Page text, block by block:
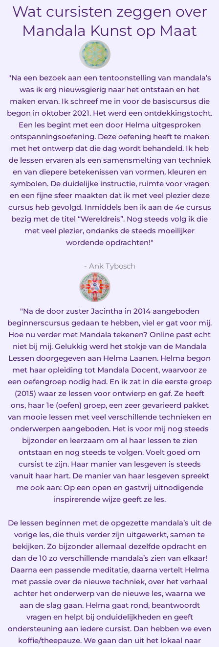
Wat cursisten zeggen over
Mandala Kunst op Maat
"Na een bezoek aan een tentoonstelling van mandala’s
was ik erg nieuwsgierig naar het ontstaan en het
maken ervan. Ik schreef me in voor de basiscursus die
begon in oktober 2021. Het werd een ontdekkingstocht.
Een les begint met een door Helma uitgesproken
ontspanningsoefening. Deze oefening heeft te maken
met het ontwerp dat die dag wordt behandeld. Ik heb
de lessen ervaren als een samensmelting van techniek
en van diepere betekenissen van vormen, kleuren en
symbolen. De duidelijke instructie, ruimte voor vragen
en een fijne sfeer maakten dat ik met veel plezier deze
cursus heb gevolgd. Inmiddels ben ik aan de 4e cursus
bezig met de titel “Wereldreis”. Nog steeds volg ik die
met veel plezier, ondanks de steeds moeilijker
wordende opdrachten!"
- Ank Tybosch
"Na de door zuster Jacintha in 2014 aangeboden
beginnerscursus gedaan te hebben, viel er gat voor mij.
Hoe nu verder met Mandala tekenen? Online past echt
niet bij mij. Gelukkig werd het stokje van de Mandala
Lessen doorgegeven aan Helma Laanen. Helma begon
met haar opleiding tot Mandala Docent, waarvoor ze
een oefengroep nodig had. En ik zat in die eerste groep
(2015) waar ze lessen voor ontwierp en gaf. Ze heeft
ons, haar 1e (oefen) groep, een zeer gevarieerd pakket
van mooie lessen met veel verschillende technieken en
onderwerpen aangeboden. Het is voor mij nog steeds
bijzonder en leerzaam om al haar lessen te zien
ontstaan en nog steeds te volgen. Voelt goed om
cursist te zijn. Haar manier van lesgeven is steeds
vanuit haar hart. De manier van haar lesgeven spreekt
me ook aan: Op een open en gastvrij uitnodigende
inspirerende wijze geeft ze les.
De lessen beginnen met de opgezette mandala’s uit de
vorige les, die thuis verder zijn uitgewerkt, samen te
bekijken. Zo bijzonder allemaal dezelfde opdracht en
dan de 10 zo verschillende mandala’s zien van elkaar!
Daarna een passende meditatie, daarna vertelt Helma
met passie over de nieuwe techniek, over het verhaal
achter het onderwerp van de nieuwe les, waarna we
aan de slag gaan. Helma gaat rond, beantwoordt
vragen en helpt bij onduidelijkheden en geeft
ondersteuning aan iedere cursist. Dan hebben we even
koffie/theepauze. We gaan dan uit het lokaal naar